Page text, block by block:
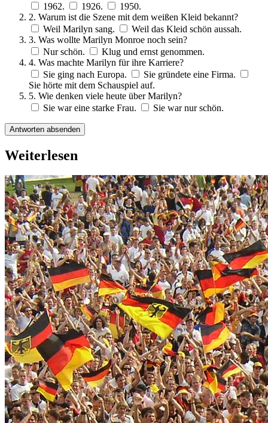
1962.
1926.
1950.
2. Warum ist die Szene mit dem weißen Kleid bekannt?
Weil Marilyn sang.
Weil das Kleid schön aussah.
3. Was wollte Marilyn Monroe noch sein?
Nur schön.
Klug und ernst genommen.
4. Was machte Marilyn für ihre Karriere?
Sie ging nach Europa.
Sie gründete eine Firma.
Sie hörte mit dem Schauspiel auf.
5. Wie denken viele heute über Marilyn?
Sie war eine starke Frau.
Sie war nur schön.
Antworten absenden
Weiterlesen